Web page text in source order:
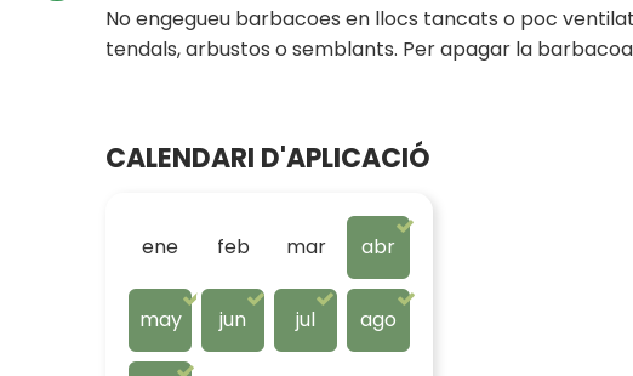
No engegueu barbacoes en llocs tancats o poc
tendals, arbustos o semblants. Per apagar la
CALENDARI D'APLICACIÓ
ene feb mar abr
may jun jul ago